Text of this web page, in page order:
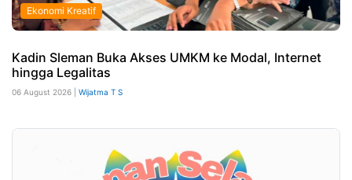
Ekonomi Kreatif
Kadin Sleman Buka Akses UMKM ke Modal, Internet
hingga Legalitas
06 August 2026 | Wijatma T S